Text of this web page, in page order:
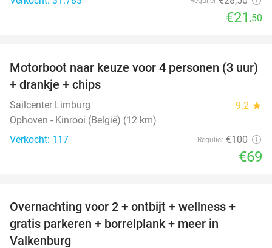
€21 ,50
31%
Motorboot naar keuze voor 4 personen (3 uur)
+ drankje + chips
Sailcenter Limburg 9.2 star
Ophoven - Kinrooi (België) (12 km)
Verkocht: 117
Regulier €100
€69
33%
Overnachting voor 2 + ontbijt + wellness +
gratis parkeren + borrelplank + meer in
Valkenburg